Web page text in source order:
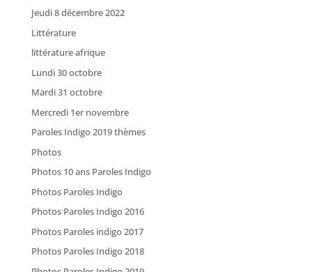
Jeudi 8 décembre 2022
Littérature
littérature afrique
Lundi 30 octobre
Mardi 31 octobre
Mercredi 1er novembre
Paroles Indigo 2019 thèmes
Photos
Photos 10 ans Paroles Indigo
Photos Paroles Indigo
Photos Paroles Indigo 2016
Photos Paroles indigo 2017
Photos Paroles Indigo 2018